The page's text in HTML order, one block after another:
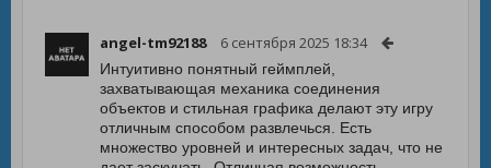
angel-tm92188 6 сентября 2025 18:34
Интуитивно понятный геймплей,
захватывающая механика соединения
объектов и стильная графика делают эту игру
отличным способом развлечься. Есть
множество уровней и интересных задач, что не